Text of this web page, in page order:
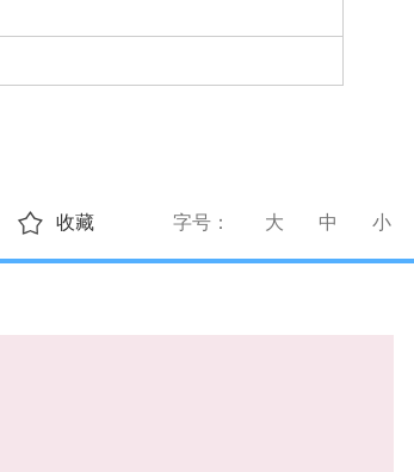
字号： 大 中 小
收藏